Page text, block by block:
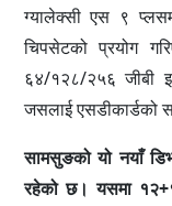
ग्यालेक्सी एस ९
चिपसेटको प्रयोग
६४/१२८/२५६ जीबी
जसलाई एसडीकार्डको
सामसुङको यो नयाँ
रहेको छ। यसमा